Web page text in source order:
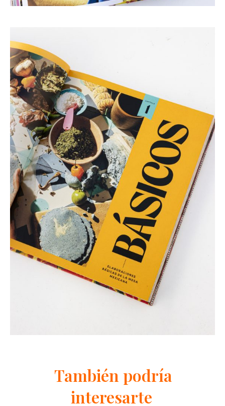
También podría
interesarte